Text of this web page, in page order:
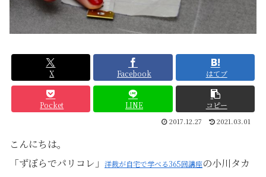
X Facebook はてブ
Pocket LINE コピー
2017.12.27 2021.03.01
こんにちは。
「ずぼらでパリコレ」 洋裁が自宅で学べる365回講座の小川タカ